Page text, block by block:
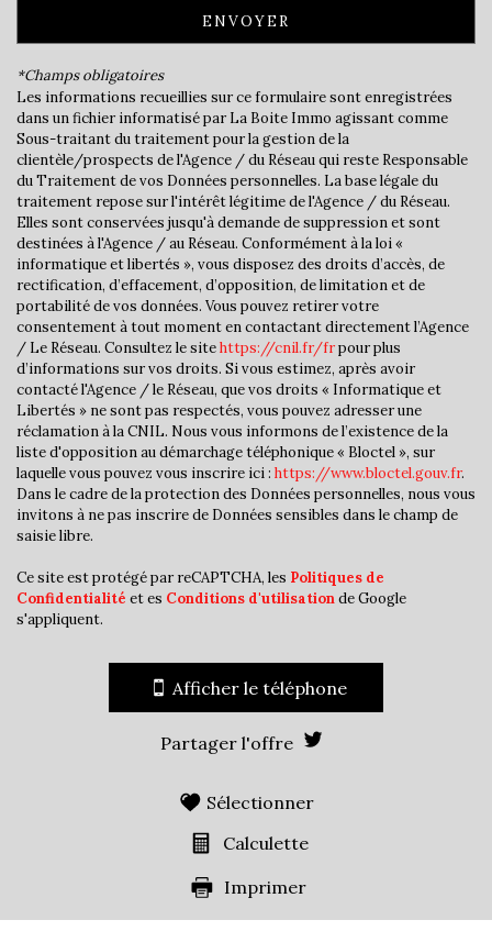
Propriétaires (vs. locataires)
Taxe habitation
Taxe foncière
16,66 %
Habitants de moins de 25 ans
Habitants de 25 à 55 ans
42,82 %
Habitants de plus de 55 ans
25,46 %
Nombre d'enfants par famille
Familles sans enfant
44,57 %
Familles avec 1 ou 2 enfants
Maisons
Appartements
12,38 %
Familles avec 3 enfants
5,43 %
ENVOYER
*Champs obligatoires
Les informations recueillies sur ce formulaire sont enregistrées
dans un fichier informatisé par La Boite Immo agissant comme
Sous-traitant du traitement pour la gestion de la
clientèle/prospects de l'Agence / du Réseau qui reste Responsable
du Traitement de vos Données personnelles. La base légale du
traitement repose sur l'intérêt légitime de l'Agence / du Réseau.
Elles sont conservées jusqu'à demande de suppression et sont
destinées à l'Agence / au Réseau. Conformément à la loi «
informatique et libertés », vous disposez des droits d’accès, de
rectification, d’effacement, d’opposition, de limitation et de
portabilité de vos données. Vous pouvez retirer votre
consentement à tout moment en contactant directement l’Agence
/ Le Réseau. Consultez le sitehttps://cnil.fr/frpour plus
d’informations sur vos droits. Si vous estimez, après avoir
contacté l'Agence / le Réseau, que vos droits « Informatique et
Libertés » ne sont pas respectés, vous pouvez adresser une
réclamation à la CNIL. Nous vous informons de l’existence de la
liste d'opposition au démarchage téléphonique « Bloctel », sur
laquelle vous pouvez vous inscrire ici : https://www.bloctel.gouv.fr.
Dans le cadre de la protection des Données personnelles, nous vous
invitons à ne pas inscrire de Données sensibles dans le champ de
saisie libre.
Ce site est protégé par reCAPTCHA, les Politiques de
Confidentialité et es Conditions d'utilisationde Google
s'appliquent.
Afficher le téléphone
Partager l'offre
Sélectionner
Calculette
Imprimer